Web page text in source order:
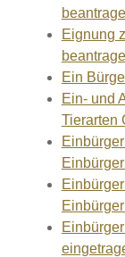
Eignung
Ein
Ein- und
Tierarten